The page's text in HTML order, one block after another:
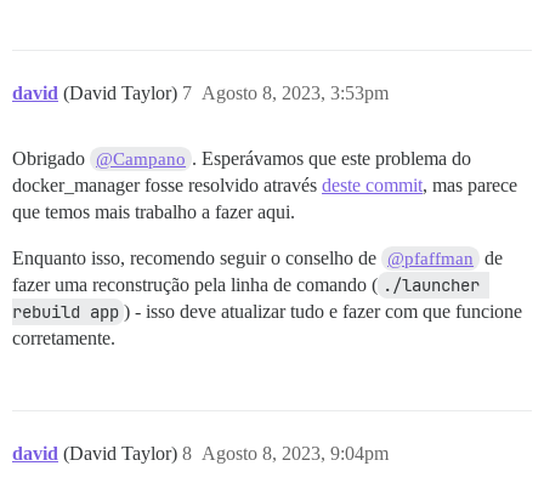
david (David Taylor) Agosto 8, 2023, 3:53pm
7
Obrigado @Campano . Esperávamos que este problema do
docker_manager fosse resolvido através deste commit, mas parece
que temos mais trabalho a fazer aqui.
Enquanto isso, recomendo seguir o conselho de @pfaffman
de
fazer uma reconstrução pela linha de comando ( ./launcher
rebuild app ) - isso deve atualizar tudo e fazer com que funcione
corretamente.
david (David Taylor) Agosto 8, 2023, 9:04pm
8